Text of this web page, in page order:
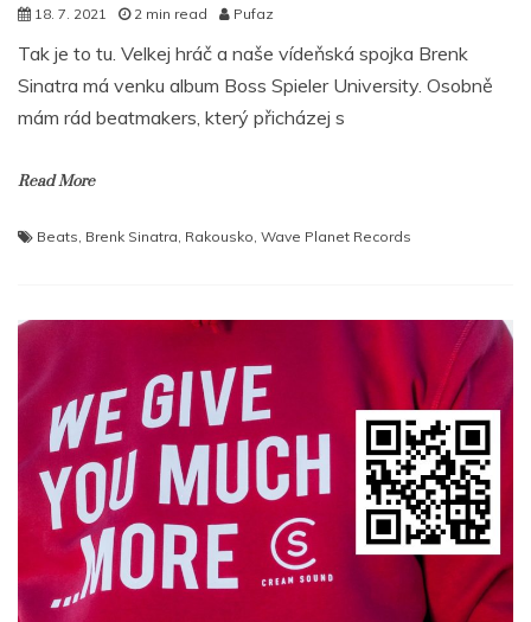
18. 7. 2021 2 min read Pufaz
Tak je to tu. Velkej hráč a naše vídeňská spojka Brenk
Sinatra má venku album Boss Spieler University. Osobně
mám rád beatmakers, který přicházej s
Read More
Beats Brenk Sinatra Rakousko Wave Planet Records